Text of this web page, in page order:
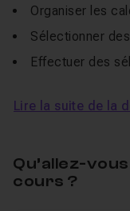
Organiser les
Sélectionner
Effectuer des
Affiner un
Cette formation est
Lire la suite de la
Qu’allez-
cours ?